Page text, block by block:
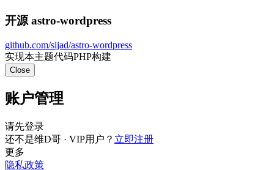
开源 astro-wordpress
github.com/sijad/astro-wordpress
实现本主题代码PHP构建
Close
账户管理
请先登录
还不是维D哥 · VIP用户？ 立即注册
更多
隐私政策